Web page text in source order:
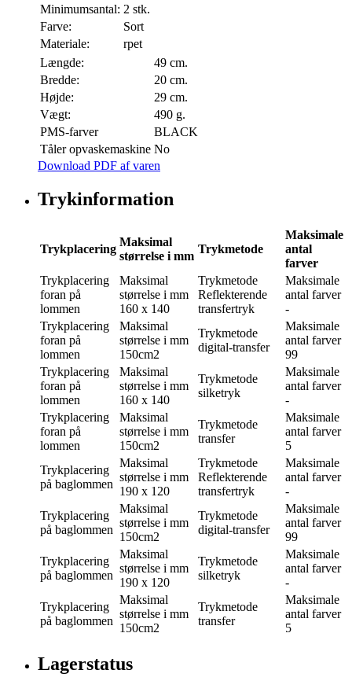
Minimumsantal: 2 stk.
Farve:
Sort
Materiale:
rpet
Længde:
49 cm.
Bredde:
20 cm.
Højde:
29 cm.
Vægt:
490 g.
PMS-farver
BLACK
Tåler opvaskemaskine No
Download PDF af varen
Trykinformation
Trykplacering
Maksimal
størrelse i mm
Trykmetode
Maksimale
antal
farver
Trykplacering
foran på
lommen
Maksimal
størrelse i mm
160 x 140
Trykmetode
Reflekterende
transfertryk
Maksimale
antal farver
-
Trykplacering
foran på
lommen
Maksimal
størrelse i mm
150cm2
Trykmetode
digital-transfer
Maksimale
antal farver
99
Trykplacering
foran på
lommen
Maksimal
størrelse i mm
160 x 140
Trykmetode
silketryk
Maksimale
antal farver
-
Trykplacering
foran på
lommen
Maksimal
størrelse i mm
150cm2
Trykmetode
transfer
Maksimale
antal farver
5
Trykplacering
på baglommen
Maksimal
størrelse i mm
190 x 120
Trykmetode
Reflekterende
transfertryk
Maksimale
antal farver
-
Trykplacering
på baglommen
Maksimal
størrelse i mm
150cm2
Trykmetode
digital-transfer
Maksimale
antal farver
99
Trykplacering
på baglommen
Maksimal
størrelse i mm
190 x 120
Trykmetode
silketryk
Maksimale
antal farver
-
Trykplacering
på baglommen
Maksimal
størrelse i mm
150cm2
Trykmetode
transfer
Maksimale
antal farver
5
Lagerstatus